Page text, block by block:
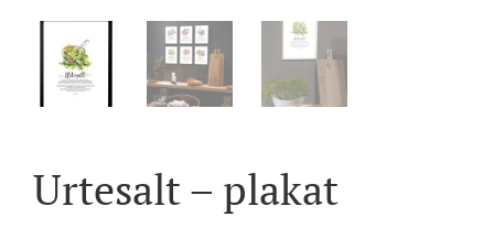
Urtesalt – plakat